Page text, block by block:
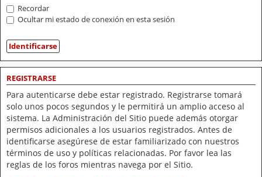
Recordar
Ocultar mi estado de conexión en esta sesión
REGISTRARSE
Para autenticarse debe estar registrado. Registrarse tomará
solo unos pocos segundos y le permitirá un amplio acceso al
sistema. La Administración del Sitio puede además otorgar
permisos adicionales a los usuarios registrados. Antes de
identificarse asegúrese de estar familiarizado con nuestros
términos de uso y políticas relacionadas. Por favor lea las
reglas de los foros mientras navega por el Sitio.